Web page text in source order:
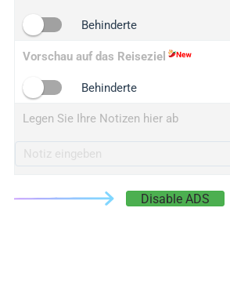
Behinderte
Vorschau auf das Reiseziel
Behinderte
Legen Sie Ihre Notizen hier ab
Disable ADS